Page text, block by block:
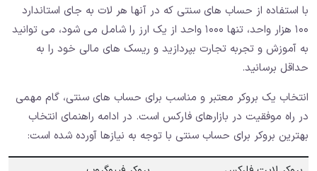
با استفاده از حساب ‌های سنتی که در آنها هر لات به جای استاندارد
۱۰۰ هزار واحد، تنها ۱۰۰۰ واحد از یک ارز را شامل می ‌شود، می‌ توانید
به آموزش و تجربه تجارت بپردازید و ریسک‌ های مالی خود را به
حداقل برسانید.
انتخاب یک بروکر معتبر و مناسب برای حساب ‌های سنتی، گام مهمی
در راه موفقیت در بازارهای فارکس است. در ادامه راهنمای انتخاب
بهترین بروکر برای حساب سنتی با توجه به نیازها آورده شده است: